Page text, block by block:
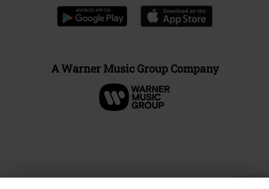
A Warner Music Group Company